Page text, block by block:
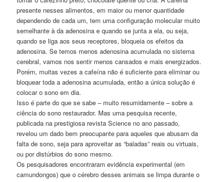
presente nesses alimentos, em maior ou menor quantidade
dependendo de cada um, tem uma configuração molecular muito
semelhante à da adenosina e quando se junta a ela, ou seja,
quando se liga aos seus receptores, bloqueia os efeitos da
adenosina. Se temos menos adenosina acumulada no sistema
cerebral, vamos nos sentir menos cansados e mais energizados.
Porém, muitas vezes a cafeína não é suficiente para eliminar ou
bloquear toda a adenosina acumulada, então a única solução é
colocar o sono em dia.
Isso é parte do que se sabe – muito resumidamente – sobre a
ciência do sono restaurador. Mas uma pesquisa recente,
publicada na prestigiosa revista Science no ano passado,
revelou um dado bem preocupante para aqueles que abusam da
falta de sono, seja para aproveitar as “baladas” reais ou virtuais,
ou por distúrbios do sono mesmo.
Os pesquisadores encontraram evidência experimental (em
camundongos) que o cérebro desses animais se limpa durante o